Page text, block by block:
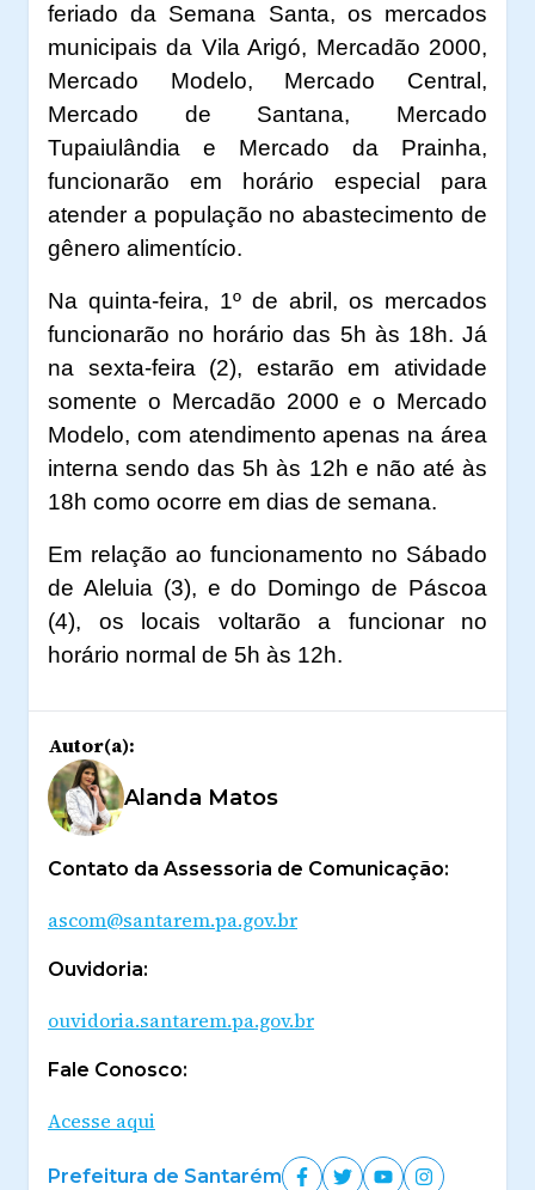
feriado da Semana Santa, os mercados
municipais da Vila Arigó, Mercadão 2000,
Mercado Modelo, Mercado Central,
Mercado de Santana, Mercado
Tupaiulândia e Mercado da Prainha,
funcionarão em horário especial para
atender a população no abastecimento de
gênero alimentício.
Na quinta-feira, 1º de abril, os mercados
funcionarão no horário das 5h às 18h. Já
na sexta-feira (2), estarão em atividade
somente o Mercadão 2000 e o Mercado
Modelo, com atendimento apenas na área
interna sendo das 5h às 12h e não até às
18h como ocorre em dias de semana.
Em relação ao funcionamento no Sábado
de Aleluia (3), e do Domingo de Páscoa
(4), os locais voltarão a funcionar no
horário normal de 5h às 12h.
Autor(a):
Alanda Matos
Contato da Assessoria de Comunicação:
ascom@santarem.pa.gov.br
Ouvidoria:
ouvidoria.santarem.pa.gov.br
Fale Conosco:
Acesse aqui
Prefeitura de Santarém